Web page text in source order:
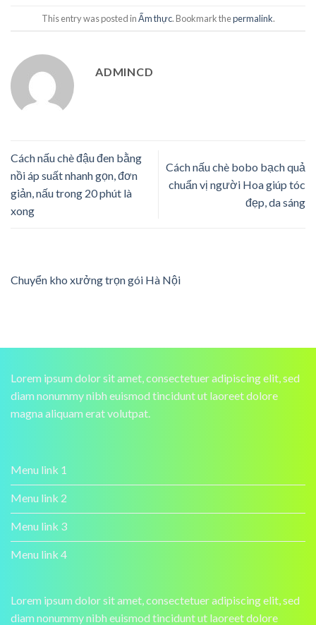
This entry was posted inẨm thực. Bookmark thepermalink.
ADMINCD
Cách nấu chè đậu đen bằng
nồi áp suất nhanh gọn, đơn
giản, nấu trong 20 phút là
xong
Cách nấu chè bobo bạch quả
chuẩn vị người Hoa giúp tóc
đẹp, da sáng
Chuyển kho xưởng trọn gói Hà Nội
Lorem ipsum dolor sit amet, consectetuer adipiscing elit, sed
diam nonummy nibh euismod tincidunt ut laoreet dolore
magna aliquam erat volutpat.
Menu link 1
Menu link 2
Menu link 3
Menu link 4
Lorem ipsum dolor sit amet, consectetuer adipiscing elit, sed
diam nonummy nibh euismod tincidunt ut laoreet dolore